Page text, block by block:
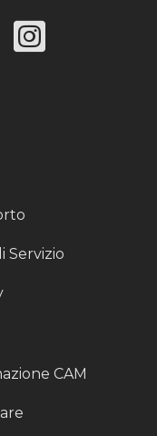
Servizio
CAM